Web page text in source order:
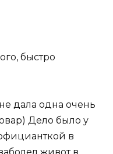
быстро
дала одна очень
Дело было у
в